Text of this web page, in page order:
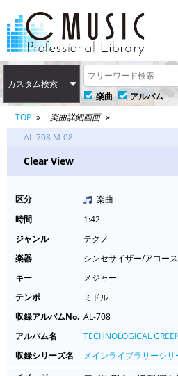
カスタム検索
楽曲
アルバム
TOP
楽曲詳細画面
AL-708 M-08
Clear View
区分
楽曲
時間
1:42
ジャンル
テクノ
楽器
シンセサイザー/アコー
キー
メジャー
テンポ
ミドル
収録アルバムNo. AL-708
アルバム名
TECHNOLOGICAL
収録シリーズ名
メインライブラリーシリ